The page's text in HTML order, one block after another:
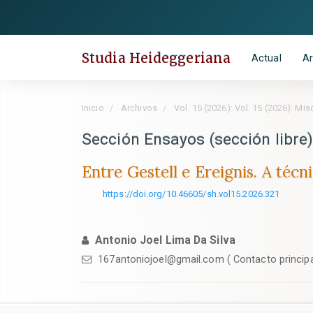
Studia Heideggeriana Actual
Inicio Archivos Vol. 15 (2026): Vol. 15 (2026):
Sección Ensayos (sección libre)
Entre Gestell e Ereignis. A
https://doi.org/10.46605/sh.vol15.2026.321
Antonio Joel Lima Da Silva
167antoniojoel@gmail.com ( Contacto